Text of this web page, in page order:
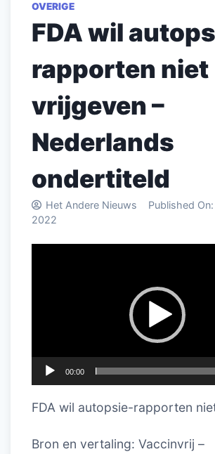
OVERIGE
FDA wil
rapporten niet
vrijgeven –
Nederlands
ondertiteld
Het Andere Nieuws Published On:
2022
00:00
FDA wil autopsie-rapporten
Bron en vertaling: Vaccinvrij –